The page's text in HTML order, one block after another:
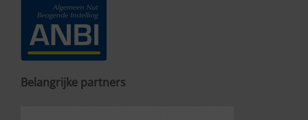
Belangrijke partners